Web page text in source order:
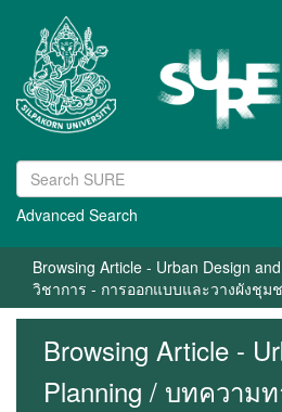
Advanced Search
Browsing Article - Urban Design
วิชาการ - การออกแบบและวางผังชุม
Browsing Article -
Planning / บทความ